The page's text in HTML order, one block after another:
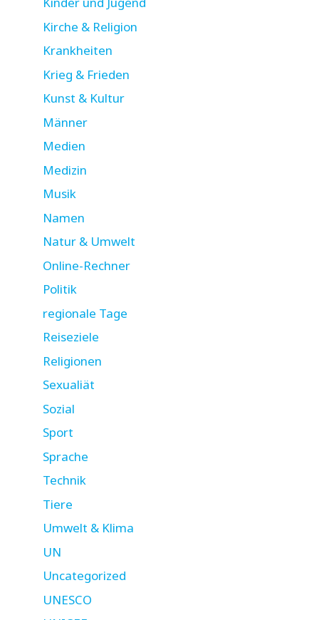
Kirche & Religion
Krankheiten
Krieg & Frieden
Kunst & Kultur
Männer
Medien
Medizin
Musik
Namen
Natur & Umwelt
Online-Rechner
Politik
regionale Tage
Reiseziele
Religionen
Sexualiät
Sozial
Sport
Sprache
Technik
Tiere
Umwelt & Klima
UN
Uncategorized
UNESCO